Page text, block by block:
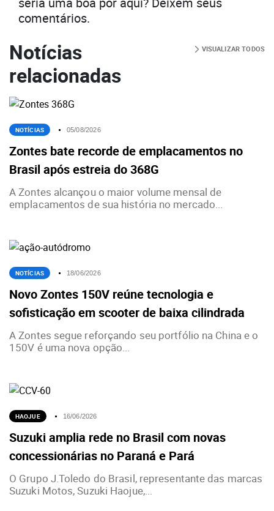
comentários.
Notícias
relacionadas
VISUALIZAR TODOS
NOTÍCIAS 05/08/2026
Zontes bate recorde de emplacamentos no
Brasil após estreia do 368G
A Zontes alcançou o maior volume mensal de
emplacamentos de sua história no mercado...
NOTÍCIAS 18/06/2026
Novo Zontes 150V reúne tecnologia e
sofisticação em scooter de baixa cilindrada
A Zontes segue reforçando seu portfólio na China e o
150V é uma nova opção...
HAOJUE 16/06/2026
Suzuki amplia rede no Brasil com novas
concessionárias no Paraná e Pará
O Grupo J.Toledo do Brasil, representante das marcas
Suzuki Motos, Suzuki Haojue,...